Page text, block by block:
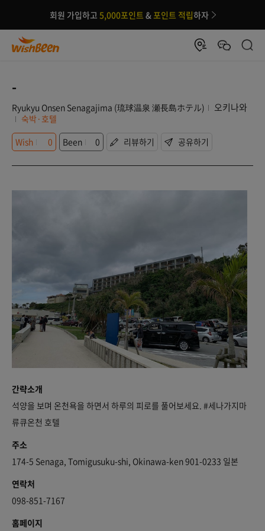
회원 가입하고 5,000포인트 &포인트 적립하자
-
Ryukyu Onsen Senagajima (琉球温泉 瀬長島ホテル) 오키나와
숙박·호텔
Wish
0 Been 0 리뷰하기 공유하기
간략소개
석양을 보며 온천욕을 하면서 하루의 피로를 풀어보세요. #세나가지마
류큐온천 호텔
주소
174-5 Senaga, Tomigusuku-shi, Okinawa-ken 901-0233 일본
연락처
098-851-7167
홈페이지